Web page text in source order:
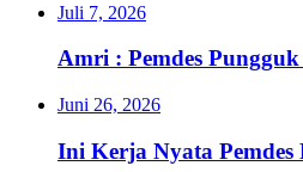
Juli 7, 2026
Amri : Pemdes
Juni 26, 2026
Ini Kerja Nyata